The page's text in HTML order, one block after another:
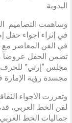
اليدوية.
وساهمت التصاميم
في إثراء أجواء حفل
في الفن المعاصر مع
تضمن الحفل عروضاً
مجلس “إرثي” للحرف
مجسدة رؤية الإمارة
وتعززت الأجواء
لفن الخط العربي،
جماليات الخط